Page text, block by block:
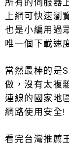
所有的伺服器
上網可快速瀏
也是小編用過
唯一個下載速
當然最棒的是
做，沒有太複
連線的國家地
網路使用安全!
看完台灣推薦